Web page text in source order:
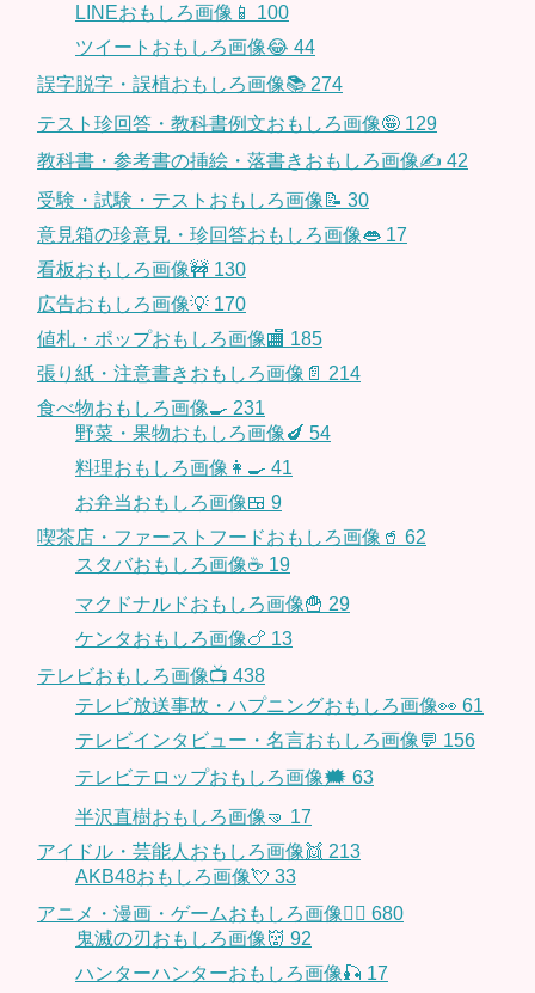
LINEおもしろ画像📱 100
ツイートおもしろ画像😂 44
誤字脱字・誤植おもしろ画像📚 274
テスト珍回答・教科書例文おもしろ画像🤪 129
教科書・参考書の挿絵・落書きおもしろ画像✍️ 42
受験・試験・テストおもしろ画像📝 30
意見箱の珍意見・珍回答おもしろ画像👄 17
看板おもしろ画像🚧 130
広告おもしろ画像💡 170
値札・ポップおもしろ画像🏬 185
張り紙・注意書きおもしろ画像📄 214
食べ物おもしろ画像🍳 231
野菜・果物おもしろ画像🍆 54
料理おもしろ画像👩‍🍳 41
お弁当おもしろ画像🍱 9
喫茶店・ファーストフードおもしろ画像🥤 62
スタバおもしろ画像☕️ 19
マクドナルドおもしろ画像🍟 29
ケンタおもしろ画像🍗 13
テレビおもしろ画像📺 438
テレビ放送事故・ハプニングおもしろ画像👀 61
テレビインタビュー・名言おもしろ画像💬 156
テレビテロップおもしろ画像🗯 63
半沢直樹おもしろ画像🤜 17
アイドル・芸能人おもしろ画像👯 213
AKB48おもしろ画像💘 33
アニメ・漫画・ゲームおもしろ画像🧚‍♀️ 680
鬼滅の刃おもしろ画像👹 92
ハンターハンターおもしろ画像🎣 17